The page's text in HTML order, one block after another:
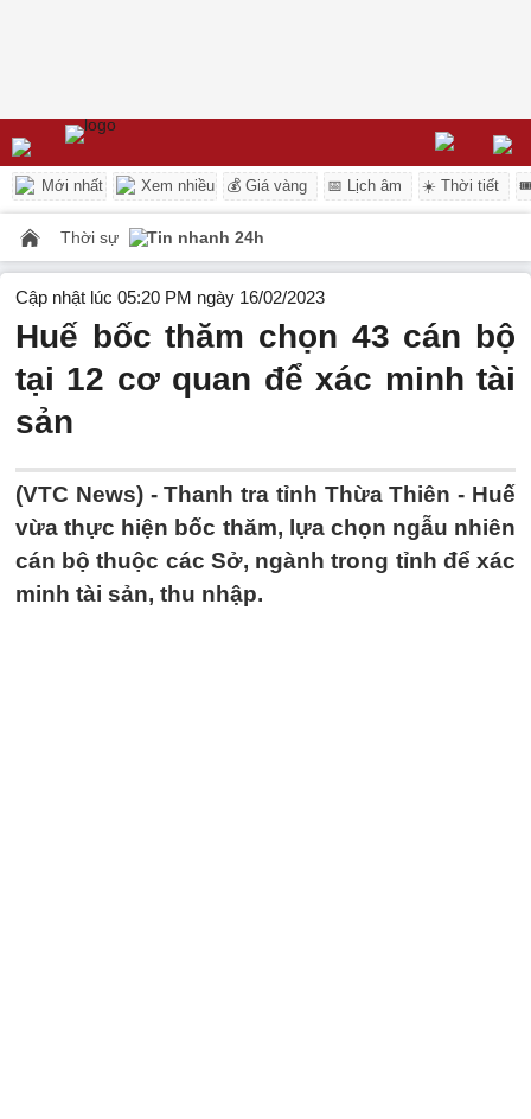
Mới nhất Xem nhiều 💰 Giá vàng 📅 Lịch âm ☀️ Thời tiết
Thời sự Tin nhanh 24h
Cập nhật lúc 05:20 PM ngày 16/02/2023
Huế bốc thăm chọn 43 cán bộ
tại 12 cơ quan để xác minh tài
sản
(VTC News) -Thanh tra tỉnh Thừa Thiên - Huế
vừa thực hiện bốc thăm, lựa chọn ngẫu nhiên
cán bộ thuộc các Sở, ngành trong tỉnh để xác
minh tài sản, thu nhập.